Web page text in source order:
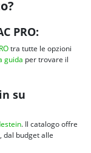
PRO:
tra tutte le opzioni
guida per trovare il
su
. Il catalogo offre
dal budget alle